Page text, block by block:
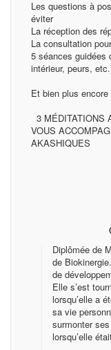
Les questions à
éviter
La réception des
La consultation
5 séances guidées
intérieur, peurs,
Et bien plus encore
3 MÉDITATIONS
VOUS
AKASHIQUES
Diplômée de
de
de
Elle s’est
lorsqu’elle a
sa vie
surmonter
lorsqu’elle